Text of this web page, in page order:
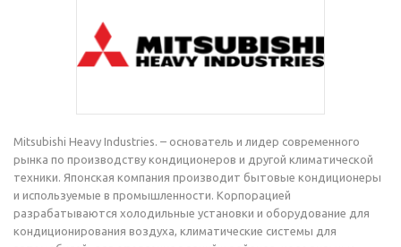
Mitsubishi Heavy Industries. – основатель и лидер современного
рынка по производству кондиционеров и другой климатической
техники. Японская компания производит бытовые кондиционеры
и используемые в промышленности. Корпорацией
разрабатываются холодильные установки и оборудование для
кондиционирования воздуха, климатические системы для